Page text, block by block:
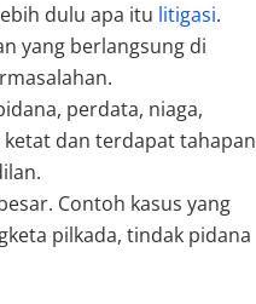
dulu apa itu litigasi.
yang berlangsung di
perdata, niaga,
dan terdapat tahapan
Contoh kasus yang
pilkada, tindak pidana